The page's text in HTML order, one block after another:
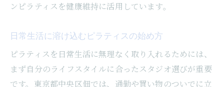
ンピラティスを健康維持に活用しています。
日常生活に溶け込むピラティスの始め方
ピラティスを日常生活に無理なく取り入れるためには、
まず自分のライフスタイルに合ったスタジオ選びが重要
です。東京都中央区佃では、通勤や買い物のついでに立